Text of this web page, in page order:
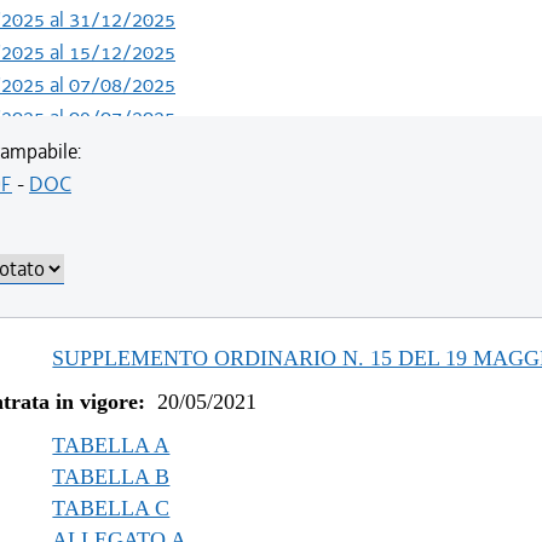
al 31/12/2025
al 15/12/2025
al 07/08/2025
al 09/07/2025
al 04/06/2025
al 13/05/2024
al 31/12/2022
al 03/08/2022
al 13/06/2022
al 31/12/2021
al 05/11/2021
al 11/08/2021
- DOC
SUPPLEMENTO ORDINARIO N. 15 DEL 19
in vigore: 20/05/2021
TABELLA A
TABELLA B
TABELLA C